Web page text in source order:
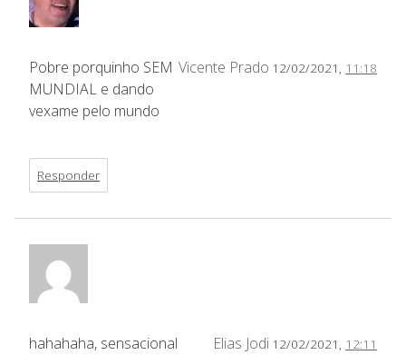
Vicente Prado 12/02/2021, 11:18
Pobre porquinho SEM
MUNDIAL e dando
vexame pelo mundo
Responder
Elias Jodi 12/02/2021, 12:11
hahahaha, sensacional